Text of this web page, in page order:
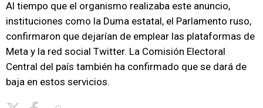
Al tiempo que el organismo realizaba este anuncio,
instituciones como la Duma estatal, el Parlamento ruso,
confirmaron que dejarían de emplear las plataformas de
Meta y la red social Twitter. La Comisión Electoral
Central del país también ha confirmado que se dará de
baja en estos servicios.